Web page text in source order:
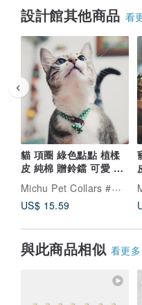
設計館其他商品 看
貓 項圈 綠色點點 植楺
皮 純棉 贈鈴鐺 可愛 可
加購吊牌
Michu Pet Collars #美珠手作
US$ 15.59
與此商品相似 看更多